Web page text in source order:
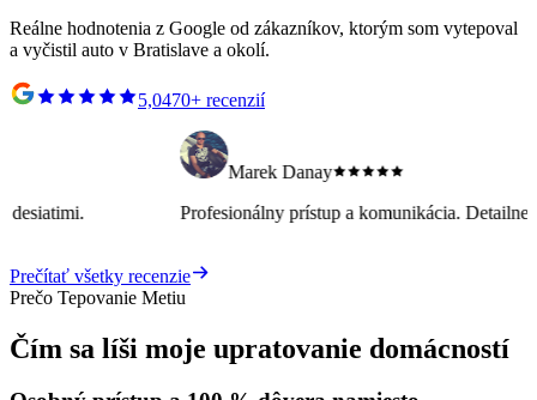
Reálne hodnotenia z Google od zákazníkov, ktorým som vytepoval
a vyčistil auto v Bratislave a okolí.
5,0470+ recenzií
prístup a komunikácia. Detailne vyčistený a
Prečítať všetky recenzie
Prečo Tepovanie Metiu
Čím sa líši moje upratovanie domácností